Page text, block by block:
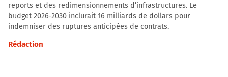
reports et des redimensionnements d’infrastructures. Le
budget 2026-2030 inclurait 16 milliards de dollars pour
indemniser des ruptures anticipées de contrats.
Rédaction